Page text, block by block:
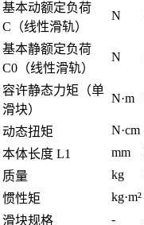
基本动额定负荷
C（线性滑轨）
N
基本静额定负荷
C0（线性滑轨）
N
容许静态力矩（单
滑块）
N·m
动态扭矩 N·cm
本体长度 L1
mm
质量
kg
惯性矩
kg·m²
滑块规格
-